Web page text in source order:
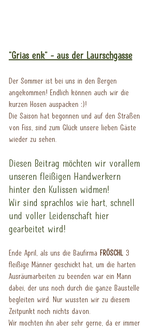
"Grias enk" - aus der Laurschgasse
Der Sommer ist bei uns in den Bergen
angekommen! Endlich können auch wir die
kurzen Hosen auspacken :)!
Die Saison hat begonnen und auf den Straßen
von Fiss, sind zum Glück unsere lieben Gäste
wieder zu sehen.
Diesen Beitrag möchten wir vorallem
unseren fleißigen Handwerkern
hinter den Kulissen widmen!
Wir sind sprachlos wie hart, schnell
und voller Leidenschaft hier
gearbeitet wird!
Ende April, als uns die Baufirma FRÖSCHL 3
fleißige Männer geschickt hat, um die harten
Ausräumarbeiten zu beenden war ein Mann
dabei, der uns noch durch die ganze Baustelle
begleiten wird. Nur wussten wir zu diesem
Zeitpunkt noch nichts davon.
Wir mochten ihn aber sehr gerne, da er immer